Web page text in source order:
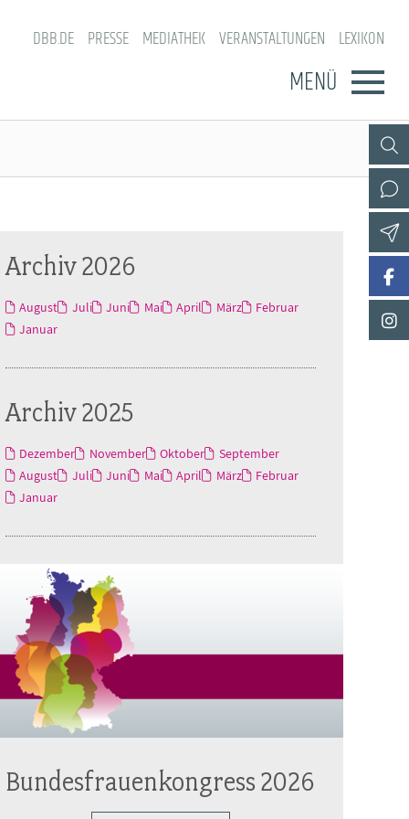
DBB.DE PRESSE MEDIATHEK VERANSTALTUNGEN LEXIKON
MENÜ
Archiv 2026
August Juli Juni Mai April März
Februar
Januar
Archiv 2025
Dezember November Oktober
September
August
Juli Juni Mai April März
Februar
Januar
Bundesfrauenkongress 2026